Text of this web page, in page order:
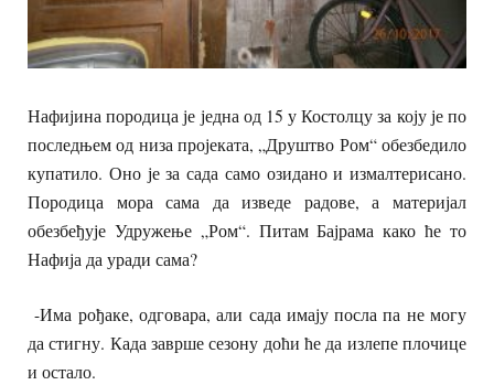
Нафијина породица је једна од 15 у Костолцу за коју је по
последњем од низа пројеката, „Друштво Ром“ обезбедило
купатило. Оно је за сада само озидано и измалтерисано.
Породица мора сама да изведе радове, а материјал
обезбеђује Удружење „Ром“. Питам Бајрама како ће то
Нафија да уради сама?
-Има рођаке, одговара, али сада имају посла па не могу
да стигну. Када заврше сезону доћи ће да излепе плочице
и остало.